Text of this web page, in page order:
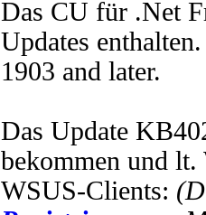
Das CU für .Net
Updates
1903 and later.
Das Update
bekommen und lt.
WSUS-Clients: